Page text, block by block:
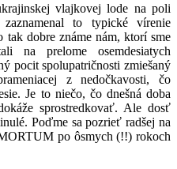
vlajkovej lode na poli
to typické vírenie
dobre známe nám, ktorí sme
na prelome osemdesiatych
pocit spolupatričnosti zmiešaný
z nedočkavosti, čo
Je to niečo, čo dnešná doba
sprostredkovať. Ale dosť
Poďme sa pozrieť radšej na
po ôsmych (!!) rokoch